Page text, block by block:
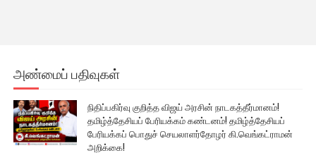
அண்மைப் பதிவுகள்
நிதிப்பகிர்வு குறித்த விஜய் அரசின் நாடகத்தீர்மானம்!
தமிழ்த்தேசியப் பேரியக்கம் கண்டனம்! தமிழ்த்தேசியப்
பேரியக்கப் பொதுச் செயலாளர்தோழர் கி.வெங்கட்ராமன்
அறிக்கை!